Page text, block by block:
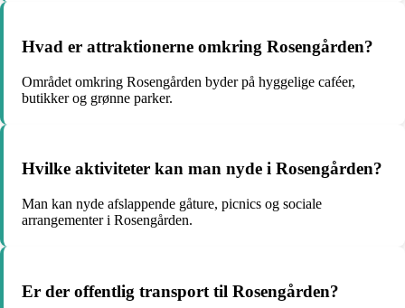
Hvad er attraktionerne omkring Rosengården?
Området omkring Rosengården byder på hyggelige caféer,
butikker og grønne parker.
Hvilke aktiviteter kan man nyde i Rosengården?
Man kan nyde afslappende gåture, picnics og sociale
arrangementer i Rosengården.
Er der offentlig transport til Rosengården?